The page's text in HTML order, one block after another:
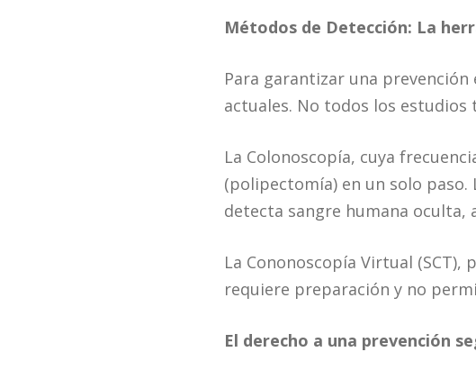
Métodos de Detección: La
Para garantizar una
actuales. No todos los estudios
La Colonoscopía, cuya
(polipectomía) en un solo paso.
detecta sangre humana
La Cononoscopía Virtual
requiere preparación y no
El derecho a una prevención